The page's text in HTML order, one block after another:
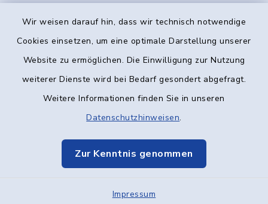
Wir weisen darauf hin, dass wir technisch notwendige
Cookies einsetzen, um eine optimale Darstellung unserer
Website zu ermöglichen. Die Einwilligung zur Nutzung
weiterer Dienste wird bei Bedarf gesondert abgefragt.
Weitere Informationen finden Sie in unseren
Datenschutzhinweisen.
Zur Kenntnis genommen
Impressum
Kontakt
Datenschutz
Elektronische Kommunikation
Sitemap